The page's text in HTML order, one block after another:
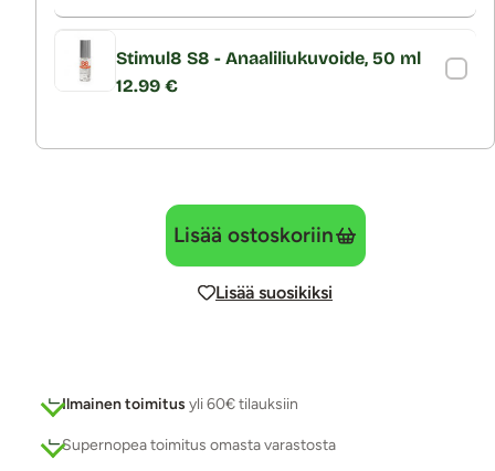
Stimul8 S8 - Anaaliliukuvoide, 50 ml
12.99 €
Lisää ostoskoriin
Lisää suosikiksi
Ilmainen toimitus yli 60€ tilauksiin
Supernopea toimitus omasta varastosta